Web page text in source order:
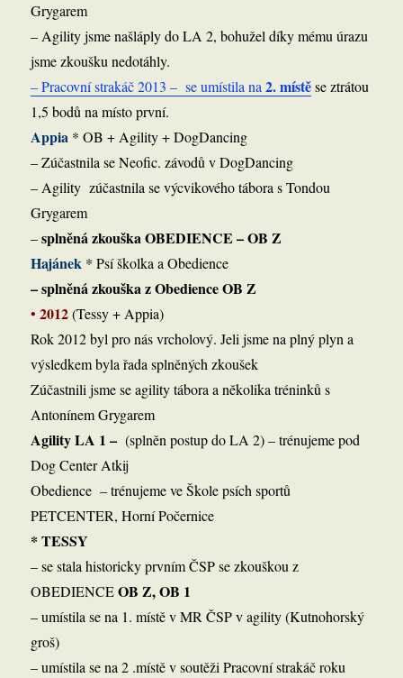
Grygarem
– Agility jsme našláply do LA 2, bohužel díky mému úrazu
jsme zkoušku nedotáhly.
– Pracovní strakáč 2013 – se umístila na2. místěse ztrátou
1,5 bodů na místo první.
Appia * OB + Agility + DogDancing
– Zúčastnila se Neofic. závodů v DogDancing
– Agility zúčastnila se výcvikového tábora s Tondou
Grygarem
–splněná zkouška OBEDIENCE – OB Z
Hajánek * Psí školka a Obedience
– splněná zkouška z Obedience OB Z
•2012(Tessy + Appia)
Rok 2012 byl pro nás vrcholový. Jeli jsme na plný plyn a
výsledkem byla řada splněných zkoušek
Zúčastnili jsme se agility tábora a několika tréninků s
Antonínem Grygarem
Agility LA 1 – (splněn postup do LA 2) – trénujeme pod
Dog Center Atkij
Obedience – trénujeme ve Škole psích sportů
PETCENTER, Horní Počernice
*TESSY
– se stala historicky prvním ČSP se zkouškou z
OBEDIENCEOB Z, OB 1
– umístila se na 1. místě v MR ČSP v agility (Kutnohorský
groš)
– umístila se na 2 .místě v soutěži Pracovní strakáč roku